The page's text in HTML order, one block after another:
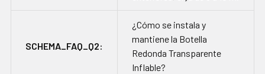
SCHEMA_FAQ_Q2:
¿Cómo se instala y
mantiene la Botella
Redonda Transparente
Inflable?